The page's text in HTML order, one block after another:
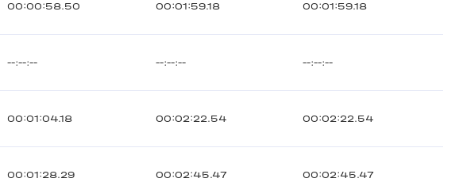
00:00:58.50 00:01:59.18 00:01:59.18
--:--:-- --:--:-- --:--:--
00:01:04.18 00:02:22.54 00:02:22.54
00:01:28.29 00:02:45.47 00:02:45.47